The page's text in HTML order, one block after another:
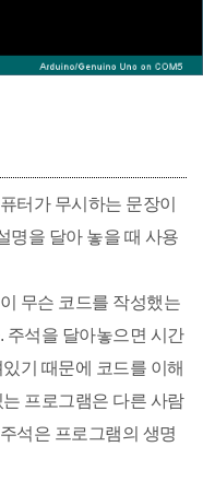
터가 무시하는 문장이
명을 달아 놓을 때 사용
무슨 코드를 작성했는
주석을 달아놓으면 시간
기 때문에 코드를 이해
프로그램은 다른 사람
석은 프로그램의 생명